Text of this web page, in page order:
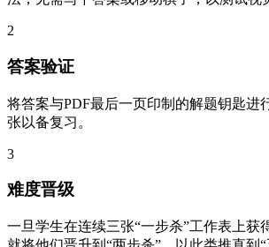
2
答案验证
将答案与PDF最后一页印制的解题钥匙进
张以备复习。
3
难度晋级
一旦学生在连续三张“一步杀”工作表上获